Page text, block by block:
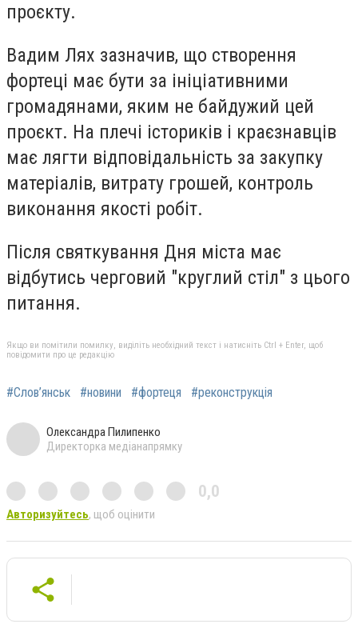
проєкту.
Вадим Лях зазначив, що створення
фортеці має бути за ініціативними
громадянами, яким не байдужий цей
проєкт. На плечі істориків і краєзнавців
має лягти відповідальність за закупку
матеріалів, витрату грошей, контроль
виконання якості робіт.
Після святкування Дня міста має
відбутись черговий "круглий стіл" з цього
питання.
Якщо ви помітили помилку, виділіть необхідний текст і натисніть Ctrl + Enter, щоб
повідомити про це редакцію
#Слов’янськ #новини #фортеця #реконструкція
Олександра Пилипенко
Директорка медіанапрямку
0,0
Авторизуйтесь, щоб оцінити